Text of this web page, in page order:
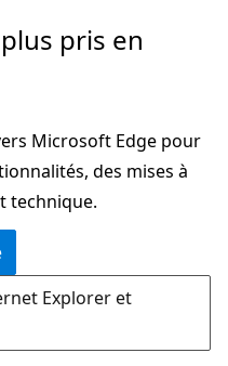
pris en
Microsoft Edge pour
des mises à
technique.
Explorer et